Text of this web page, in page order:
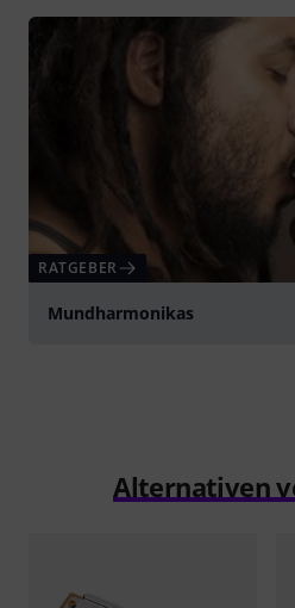
RATGEBER
Mundharmonikas
Alternativen